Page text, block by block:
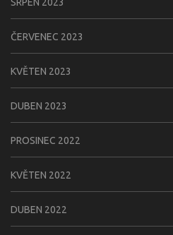
ČERVENEC 2023
KVĚTEN 2023
DUBEN 2023
PROSINEC 2022
KVĚTEN 2022
DUBEN 2022